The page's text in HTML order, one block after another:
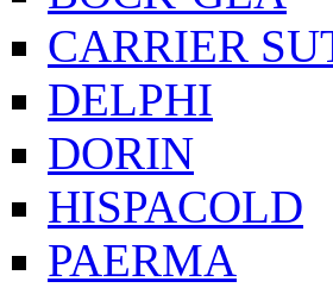
CARRIER
DELPHI
DORIN
HISPACOLD
PAERMA